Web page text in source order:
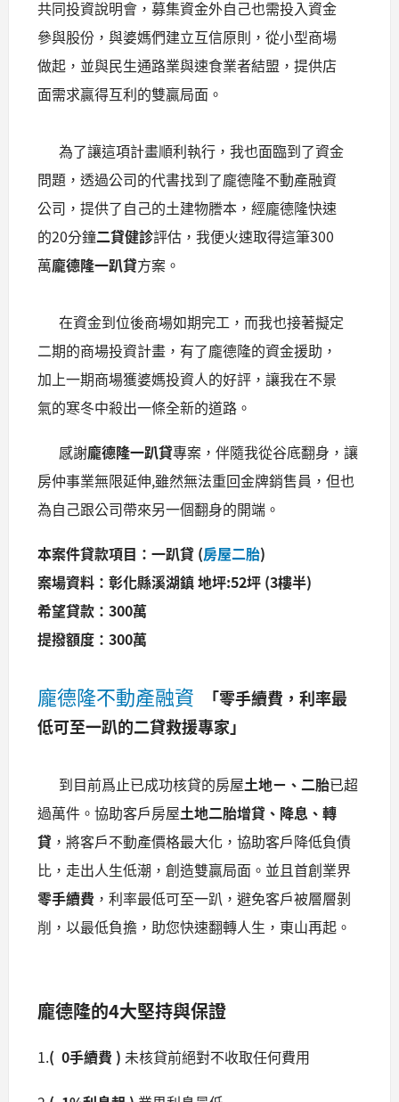
共同投資說明會，募集資金外自己也需投入資金
參與股份，與婆媽們建立互信原則，從小型商場
做起，並與民生通路業與速食業者結盟，提供店
面需求贏得互利的雙贏局面。
為了讓這項計畫順利執行，我也面臨到了資金
問題，透過公司的代書找到了龐德隆不動產融資
公司，提供了自己的土建物謄本，經龐德隆快速
的20分鐘二貸健診評估，我便火速取得這筆300
萬龐德隆一趴貸方案。
在資金到位後商場如期完工，而我也接著擬定
二期的商場投資計畫，有了龐德隆的資金援助，
加上一期商場獲婆媽投資人的好評，讓我在不景
氣的寒冬中殺出一條全新的道路。
感謝龐德隆一趴貸專案，伴隨我從谷底翻身，讓
房仲事業無限延伸,雖然無法重回金牌銷售員，但也
為自己跟公司帶來另一個翻身的開端。
本案件貸款項目：一趴貸 (房屋二胎)
案場資料：彰化縣溪湖鎮地坪:52坪 (3樓半)
希望貸款：300萬
提撥額度：300萬
龐德隆不動產融資
「零手續費，利率最
低可至一趴的二貸救援專家」
到目前爲止已成功核貸的房屋土地ㄧ、二胎已超
過萬件。協助客戶房屋土地二胎增貸、降息、轉
貸 ，將客戶不動產價格最大化，協助客戶降低負債
比，走出人生低潮，創造雙贏局面。並且首創業界
零手續費 ，利率最低可至一趴，避免客戶被層層剝
削，以最低負擔，助您快速翻轉人生，東山再起。
龐德隆的4大堅持與保證
1.( 0手續費 ) 未核貸前絕對不收取任何費用